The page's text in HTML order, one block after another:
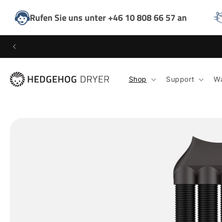
Rufen Sie uns unter +46 10 808 66 57 an
ZUM
INHALT
Shop Support